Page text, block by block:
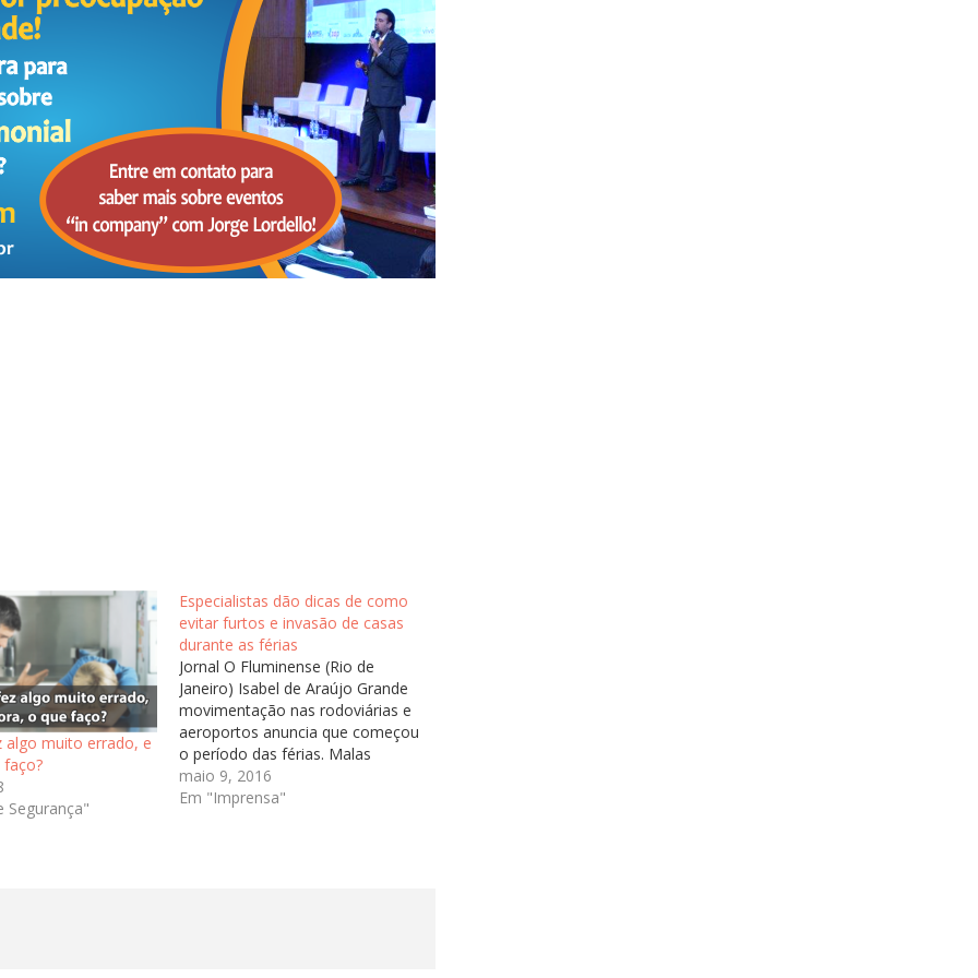
algo muito errado, e
Segurança"
Especialistas dão dicas de como
evitar furtos e invasão de casas
durante as férias
Jornal O Fluminense (Rio de
Janeiro) Isabel de Araújo Grande
movimentação nas rodoviárias e
aeroportos anuncia que começou
o período das férias. Malas
prontas, passagem nas mãos e a
certeza de muita diversão. Mas
maio 9, 2016
Em "Imprensa"